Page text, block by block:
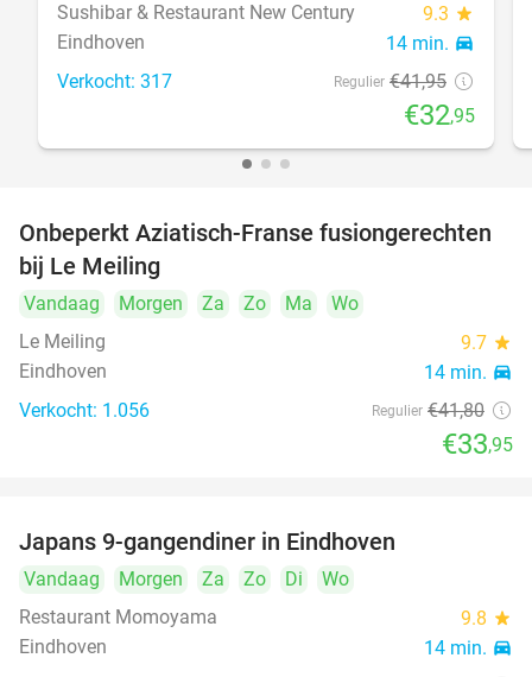
Sushibar & Restaurant New Century
9.3 star
Eindhoven 14 min. directions_car
Verkocht: 317 Regulier €41,95
€32,95
19%
Onbeperkt Aziatisch-Franse fusiongerechten
bij Le Meiling
Vandaag Morgen Za Zo Ma
Wo
Le Meiling
9.7 star
Eindhoven 14 min. directions_car
Verkocht: 1.056 Regulier €41,80
€33,95
Japans 9-gangendiner in Eindhoven
Vandaag Morgen Za Zo Di
Wo
Restaurant Momoyama
9.8 star
Eindhoven 14 min. directions_car